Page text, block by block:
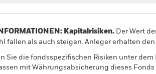
Kapitalrisiken. Der Wert
fallen als auch steigen. Anleger erhalten
Sie die fondsspezifischen Risiken unter dem
mit Währungsabsicherung dieses